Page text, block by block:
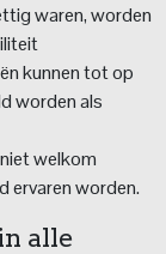
waren, worden
kunnen tot op
worden als
welkom
ervaren worden.
alle